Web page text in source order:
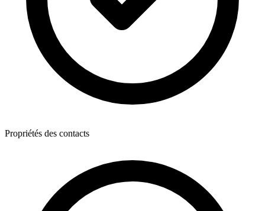
Propriétés des contacts